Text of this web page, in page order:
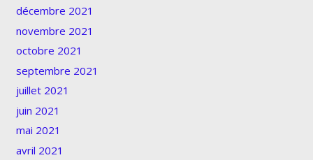
décembre 2021
novembre 2021
octobre 2021
septembre 2021
juillet 2021
juin 2021
mai 2021
avril 2021